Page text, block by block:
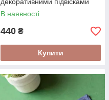
В наявності
440 ₴
Купити